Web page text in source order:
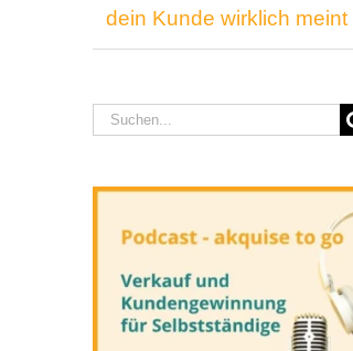
dein Kunde wirklich meint
Suche